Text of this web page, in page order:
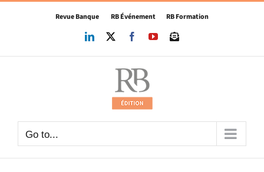
Skip
Revue Banque RB Événement RB Formation
LinkedIn FacebookYouTubeNewsletter
Go to...